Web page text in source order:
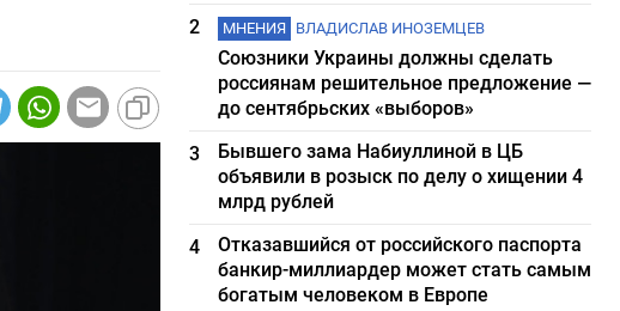
2
МНЕНИЯ ВЛАДИСЛАВ ИНОЗЕМЦЕВ
Союзники Украины должны сделать
россиянам решительное предложение —
до сентябрьских «выборов»
3
Бывшего зама Набиуллиной в ЦБ
объявили в розыск по делу о хищении 4
млрд рублей
4
Отказавшийся от российского паспорта
банкир-миллиардер может стать самым
богатым человеком в Европе